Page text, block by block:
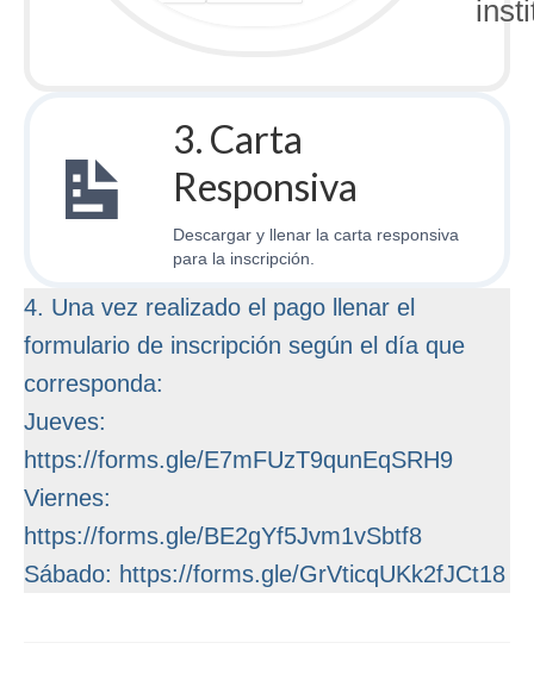
3. Carta
Responsiva
Descargar y llenar la carta responsiva
para la inscripción.
4. Una vez realizado el pago llenar el
formulario de inscripción según el día que
corresponda:
Jueves:
https://forms.gle/E7mFUzT9qunEqSRH9
Viernes:
https://forms.gle/BE2gYf5Jvm1vSbtf8
Sábado: https://forms.gle/GrVticqUKk2fJCt18